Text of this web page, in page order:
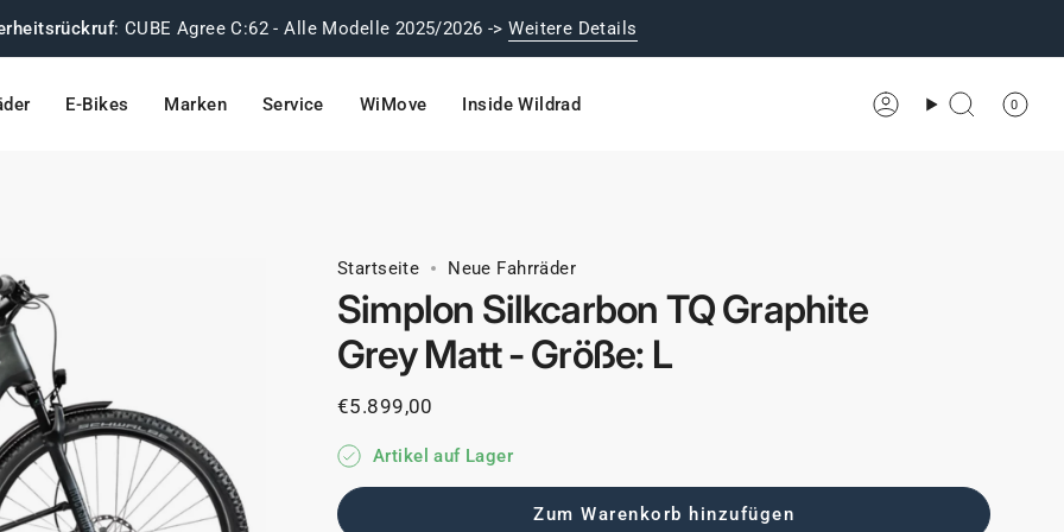
: CUBE Agree C:62 - Alle Modelle 2025/2026 ->Weitere Details
E-Bikes Marken Service WiMove Inside Wildrad KontoSuche 0
Startseite Neue Fahrräder
Simplon Silkcarbon TQ Graphite
Grey Matt - Größe: L
€5.899,00
Artikel auf Lager
Zum Warenkorb hinzufügen